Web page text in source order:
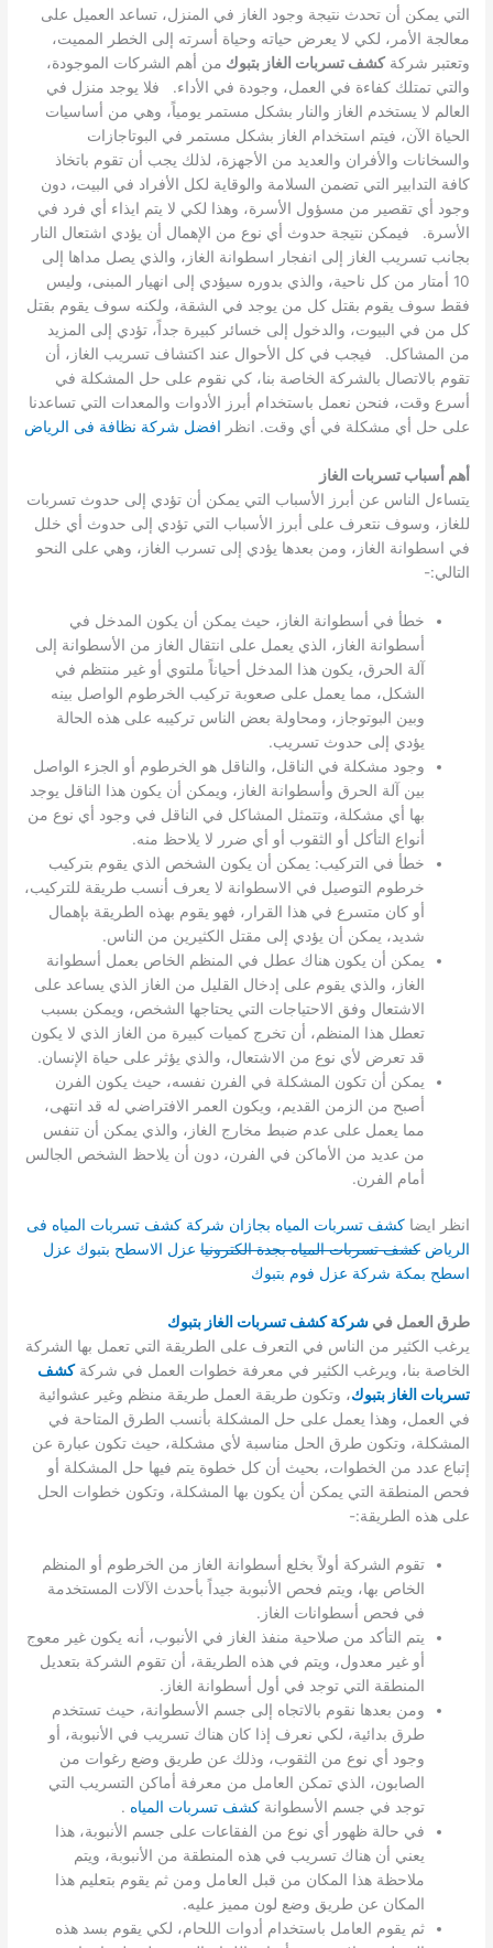
التي يمكن أن تحدث نتيجة وجود الغاز في المنزل، تساعد العميل على
معالجة الأمر، لكي لا يعرض حياته وحياة أسرته إلى الخطر المميت،
وتعتبر شركةكشف تسربات الغاز بتبوك من أهم الشركات الموجودة،
والتي تمتلك كفاءة في العمل، وجودة في الأداء. فلا يوجد منزل في
العالم لا يستخدم الغاز والنار بشكل مستمر يومياً، وهي من أساسيات
الحياة الآن، فيتم استخدام الغاز بشكل مستمر في البوتاجازات
والسخانات والأفران والعديد من الأجهزة، لذلك يجب أن تقوم باتخاذ
كافة التدابير التي تضمن السلامة والوقاية لكل الأفراد في البيت، دون
وجود أي تقصير من مسؤول الأسرة، وهذا لكي لا يتم ايذاء أي فرد في
الأسرة. فيمكن نتيجة حدوث أي نوع من الإهمال أن يؤدي اشتعال النار
بجانب تسريب الغاز إلى انفجار اسطوانة الغاز، والذي يصل مداها إلى
10 أمتار من كل ناحية، والذي بدوره سيؤدي إلى انهيار المبنى، وليس
فقط سوف يقوم بقتل كل من يوجد في الشقة، ولكنه سوف يقوم بقتل
كل من في البيوت، والدخول إلى خسائر كبيرة جداً، تؤدي إلى المزيد
من المشاكل. فيجب في كل الأحوال عند اكتشاف تسريب الغاز، أن
تقوم بالاتصال بالشركة الخاصة بنا، كي نقوم على حل المشكلة في
أسرع وقت، فنحن نعمل باستخدام أبرز الأدوات والمعدات التي تساعدنا
على حل أي مشكلة في أي وقت. انظر افضل شركة نظافة فى الرياض
أهم أسباب تسربات الغاز
يتساءل الناس عن أبرز الأسباب التي يمكن أن تؤدي إلى حدوث تسربات
للغاز، وسوف نتعرف على أبرز الأسباب التي تؤدي إلى حدوث أي خلل
في اسطوانة الغاز، ومن بعدها يؤدي إلى تسرب الغاز، وهي على النحو
التالي:-
خطأ في أسطوانة الغاز، حيث يمكن أن يكون المدخل في
أسطوانة الغاز، الذي يعمل على انتقال الغاز من الأسطوانة إلى
آلة الحرق، يكون هذا المدخل أحياناً ملتوي أو غير منتظم في
الشكل، مما يعمل على صعوبة تركيب الخرطوم الواصل بينه
وبين البوتوجاز، ومحاولة بعض الناس تركيبه على هذه الحالة
يؤدي إلى حدوث تسريب.
وجود مشكلة في الناقل، والناقل هو الخرطوم أو الجزء الواصل
بين آلة الحرق وأسطوانة الغاز، ويمكن أن يكون هذا الناقل يوجد
بها أي مشكلة، وتتمثل المشاكل في الناقل في وجود أي نوع من
أنواع التأكل أو الثقوب أو أي ضرر لا يلاحظ منه.
خطأ في التركيب: يمكن أن يكون الشخص الذي يقوم بتركيب
خرطوم التوصيل في الاسطوانة لا يعرف أنسب طريقة للتركيب،
أو كان متسرع في هذا القرار، فهو يقوم بهذه الطريقة بإهمال
شديد، يمكن أن يؤدي إلى مقتل الكثيرين من الناس.
يمكن أن يكون هناك عطل في المنظم الخاص بعمل أسطوانة
الغاز، والذي يقوم على إدخال القليل من الغاز الذي يساعد على
الاشتعال وفق الاحتياجات التي يحتاجها الشخص، ويمكن بسبب
تعطل هذا المنظم، أن تخرج كميات كبيرة من الغاز الذي لا يكون
قد تعرض لأي نوع من الاشتعال، والذي يؤثر على حياة الإنسان.
يمكن أن تكون المشكلة في الفرن نفسه، حيث يكون الفرن
أصبح من الزمن القديم، ويكون العمر الافتراضي له قد انتهى،
مما يعمل على عدم ضبط مخارج الغاز، والذي يمكن أن تنفس
من عديد من الأماكن في الفرن، دون أن يلاحظ الشخص الجالس
أمام الفرن.
انظر ايضاكشف تسربات المياه بجازان شركة كشف تسربات المياه فى
الرياض كشف تسربات المياه بجدة الكترونيا عزل الاسطح بتبوك عزل
اسطح بمكة شركة عزل فوم بتبوك
طرق العمل فيشركة كشف تسربات الغاز بتبوك
يرغب الكثير من الناس في التعرف على الطريقة التي تعمل بها الشركة
الخاصة بنا، ويرغب الكثير في معرفة خطوات العمل في شركةكشف
تسربات الغاز بتبوك، وتكون طريقة العمل طريقة منظم وغير عشوائية
في العمل، وهذا يعمل على حل المشكلة بأنسب الطرق المتاحة في
المشكلة، وتكون طرق الحل مناسبة لأي مشكلة، حيث تكون عبارة عن
إتباع عدد من الخطوات، بحيث أن كل خطوة يتم فيها حل المشكلة أو
فحص المنطقة التي يمكن أن يكون بها المشكلة، وتكون خطوات الحل
على هذه الطريقة:-
تقوم الشركة أولاً بخلع أسطوانة الغاز من الخرطوم أو المنظم
الخاص بها، ويتم فحص الأنبوبة جيداً بأحدث الآلات المستخدمة
في فحص أسطوانات الغاز.
يتم التأكد من صلاحية منفذ الغاز في الأنبوب، أنه يكون غير معوج
أو غير معدول، ويتم في هذه الطريقة، أن تقوم الشركة بتعديل
المنطقة التي توجد في أول أسطوانة الغاز.
ومن بعدها نقوم بالاتجاه إلى جسم الأسطوانة، حيث تستخدم
طرق بدائية، لكي نعرف إذا كان هناك تسريب في الأنبوبة، أو
وجود أي نوع من الثقوب، وذلك عن طريق وضع رغوات من
الصابون، الذي تمكن العامل من معرفة أماكن التسريب التي
توجد في جسم الأسطوانةكشف تسربات المياه .
في حالة ظهور أي نوع من الفقاعات على جسم الأنبوبة، هذا
يعني أن هناك تسريب في هذه المنطقة من الأنبوبة، ويتم
ملاحظة هذا المكان من قبل العامل ومن ثم يقوم بتعليم هذا
المكان عن طريق وضع لون مميز عليه.
ثم يقوم العامل باستخدام أدوات اللحام، لكي يقوم بسد هذه